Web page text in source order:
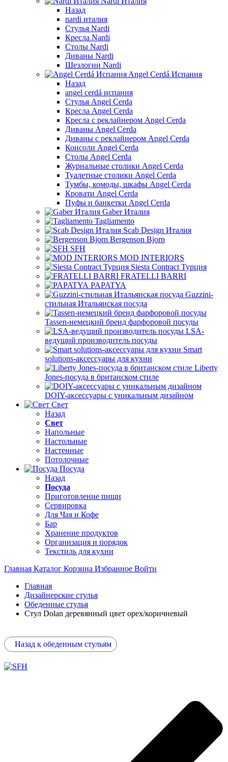
Назад
nardi италия
Стулья Nardi
Кресла Nardi
Столы Nardi
Диваны Nardi
Шезлогни Nardi
Angel Cerdá Испания
Назад
angel cerdá испания
Стулья Angel Cerda
Кресла Angel Cerda
Кресла с реклайнером Angel Cerda
Диваны Angel Cerda
Диваны с реклайнером Angel Cerda
Консоли Angel Cerda
Столы Angel Cerda
Журнальные столики Angel Cerda
Туалетные столики Angel Cerda
Тумбы, комоды, шкафы Angel Cerda
Кровати Angel Cerda
Пуфы и банкетки Angel Cerda
Gaber Италия
Tagliamento
Scab Design Италия
Bergenson Bjorn
SFH
MOD INTERIORS
Siesta Contract Турция
FRATELLI BARRI
PAPATYA
Guzzini-
стильная Итальянская посуда
Tassen-немецкий бренд фарфоровой посуды
LSA-
ведущий производитель посуды
Smart
solutions-аксессуары для кухни
Liberty
Jones-посуда в британском стиле
DOIY-аксессуары с уникальным дизайном
Свет
Назад
Свет
Напольные
Настольные
Настенные
Потолочные
Посуда
Назад
Посуда
Приготовление пищи
Сервировка
Для Чая и Кофе
Бар
Хранение продуктов
Организация и порядок
Текстиль для кухни
Главная Каталог Корзина Избранное Войти
Главная
Дизайнерские стулья
Обеденные стулья
Стул Dolan деревянный цвет орех/коричневый
Назад к обеденным стульям